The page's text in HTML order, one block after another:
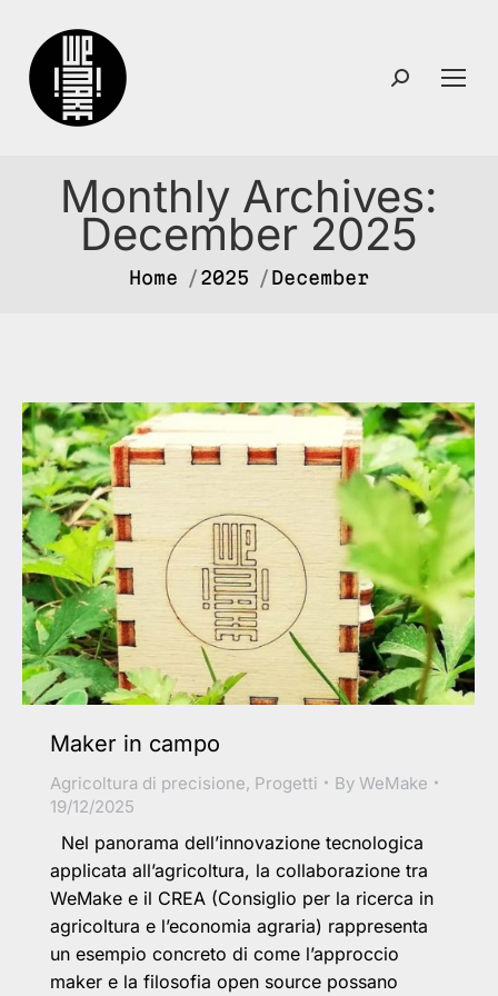
Search:
Monthly Archives:
December 2025
You are here:
Home 2025 December
Maker in campo
Agricoltura di precisione, Progetti By WeMake
19/12/2025
Nel panorama dell’innovazione tecnologica
applicata all’agricoltura, la collaborazione tra
WeMake e il CREA (Consiglio per la ricerca in
agricoltura e l’economia agraria) rappresenta
un esempio concreto di come l’approccio
maker e la filosofia open source possano